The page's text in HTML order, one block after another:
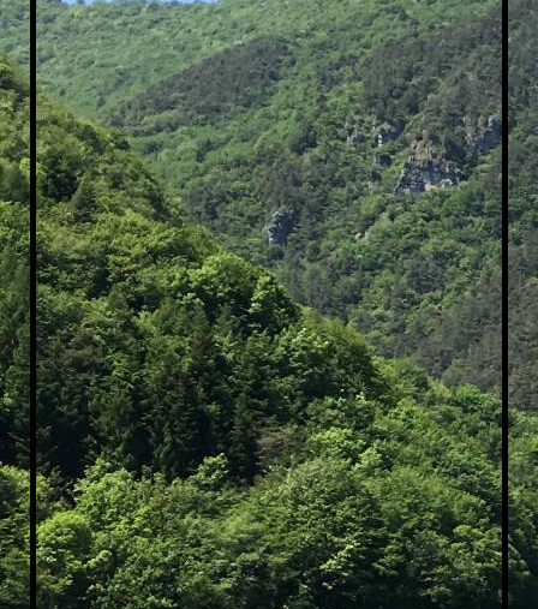
Vereinsausflug2019_2